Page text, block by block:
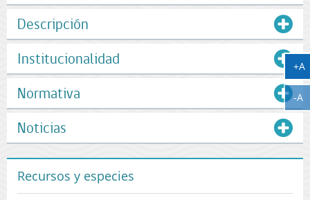
Descripción
Institucionalidad
Normativa
Noticias
Recursos y especies
+A
-A